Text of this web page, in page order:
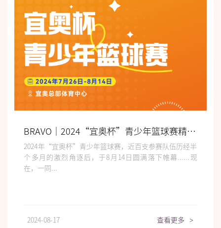
BRAVO｜2024“宜奥杯”青少年篮球赛精彩落幕
2024年“宜奥杯”青少年篮球赛，近百支参赛队伍历经半
个多月的激烈角逐后，于8月14日圆满落下帷幕......现
在，一同...
2024-08-17 查看更多 >